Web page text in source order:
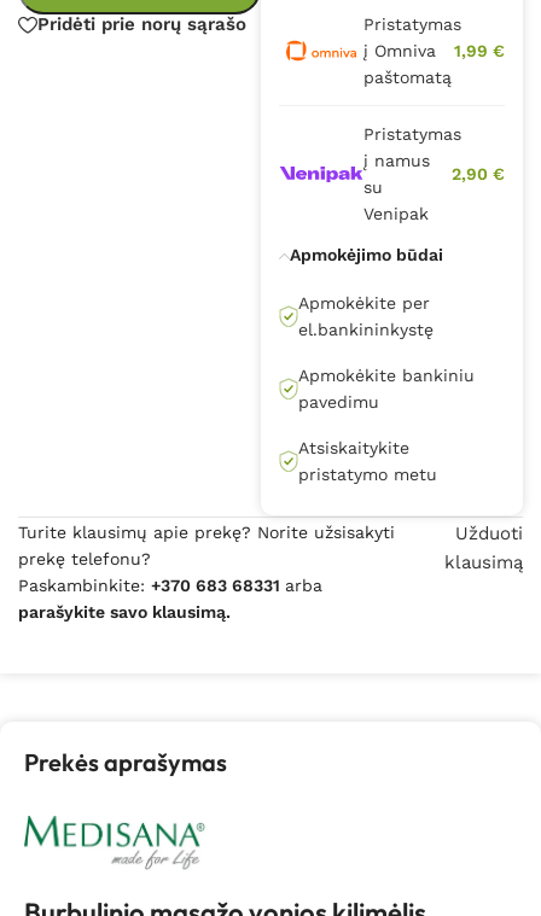
Pridėti prie norų sąrašo
Pristatymas
į Omniva
paštomatą
1,99 €
Pristatymas
į namus
su
Venipak
2,90 €
Apmokėjimo būdai
Apmokėkite per
el.bankininkystę
Apmokėkite bankiniu
pavedimu
Atsiskaitykite
pristatymo metu
Turite klausimų apie prekę? Norite užsisakyti
prekę telefonu?
Paskambinkite: +370 683 68331 arba
parašykite savo klausimą.
Užduoti
klausimą
Prekės aprašymas